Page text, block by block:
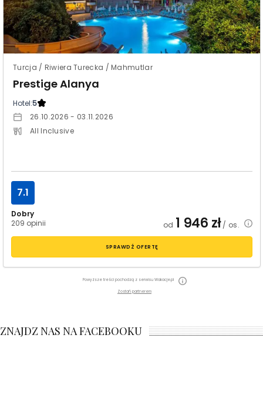
Turcja / Riwiera Turecka / Mahmutlar
Prestige Alanya
Hotel:5
26.10.2026 - 03.11.2026
All Inclusive
Dobry
209 opinii
7.1
od 1 946 zł/ os.
SPRAWDŹ OFERTĘ
Powyższe treści pochodzą z serwisu Wakacje.pl
Zostań partnerem
ZNAJDZ NAS NA FACEBOOKU